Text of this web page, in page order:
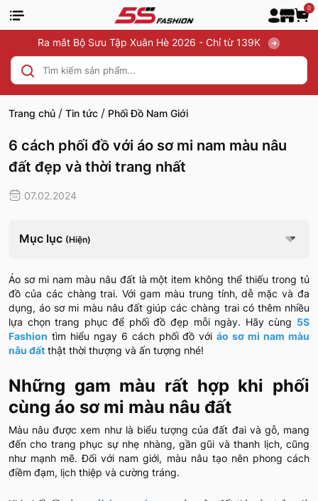
0
Ra mắt Bộ Sưu Tập Xuân Hè 2026 - Chỉ từ 139K
Trang chủ / Tin tức / Phối Đồ Nam Giới
6 cách phối đồ với áo sơ mi nam màu nâu
đất đẹp và thời trang nhất
07.02.2024
Mục lục (Hiện)
Áo sơ mi nam màu nâu đất là một item không thể thiếu trong tủ
đồ của các chàng trai. Với gam màu trung tính, dễ mặc và đa
dụng, áo sơ mi màu nâu đất giúp các chàng trai có thêm nhiều
lựa chọn trang phục để phối đồ đẹp mỗi ngày. Hãy cùng 5S
Fashion tìm hiểu ngay 6 cách phối đồ vớiáo sơ mi nam màu
nâu đất thật thời thượng và ấn tượng nhé!
Những gam màu rất hợp khi phối
cùng áo sơ mi màu nâu đất
Màu nâu được xem như là biểu tượng của đất đai và gỗ, mang
đến cho trang phục sự nhẹ nhàng, gần gũi và thanh lịch, cũng
như mạnh mẽ. Đối với nam giới, màu nâu tạo nên phong cách
điềm đạm, lịch thiệp và cường tráng.